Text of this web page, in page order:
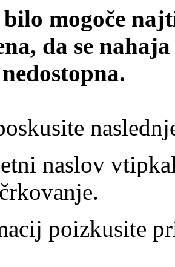
mogoče
da se
naslov
poizkusite